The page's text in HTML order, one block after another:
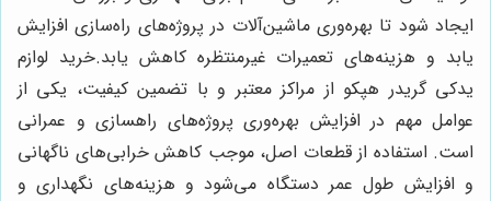
ایجاد شود تا بهره‌وری ماشین‌آلات در پروژه‌های راه‌سازی افزایش
یابد و هزینه‌های تعمیرات غیرمنتظره کاهش یابد.خرید لوازم
يدكى گريدر هپكو از مراکز معتبر و با تضمین کیفیت، یکی از
عوامل مهم در افزایش بهره‌وری پروژه‌های راهسازی و عمرانی
است. استفاده از قطعات اصل، موجب کاهش خرابی‌های ناگهانی
و افزایش طول عمر دستگاه می‌شود و هزینه‌های نگهداری و